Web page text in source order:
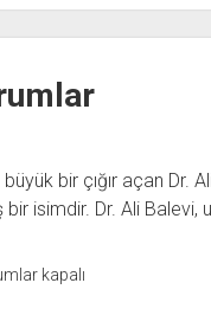
bir çığır açan Dr.
isimdir. Dr. Ali Balevi,
kapalı